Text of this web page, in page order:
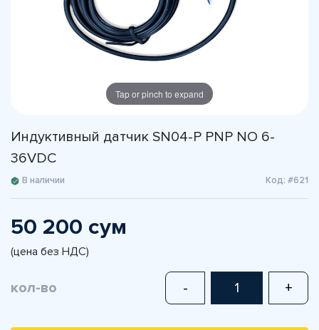
Tap or pinch to expand
Индуктивный датчик SN04-P PNP NO 6-
36VDC
В наличии Код: #621
50 200 сум
(цена без НДС)
кол-во - +